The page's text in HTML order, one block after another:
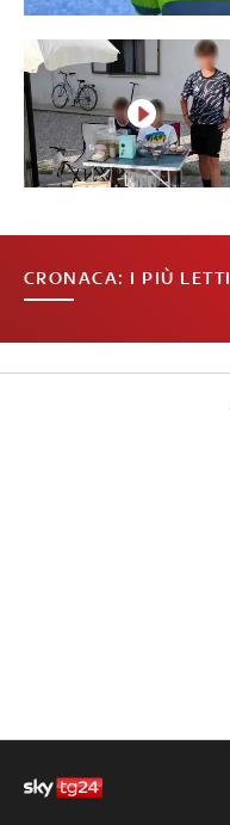
CRONACA: I PIÙ LETTI